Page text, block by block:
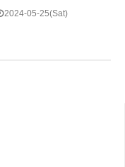
2024-05-25(Sat)